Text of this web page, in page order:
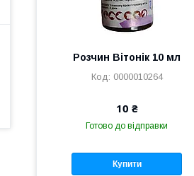
Розчин Вітонік 10 мл
0000010264
10 ₴
Готово до відправки
Купити